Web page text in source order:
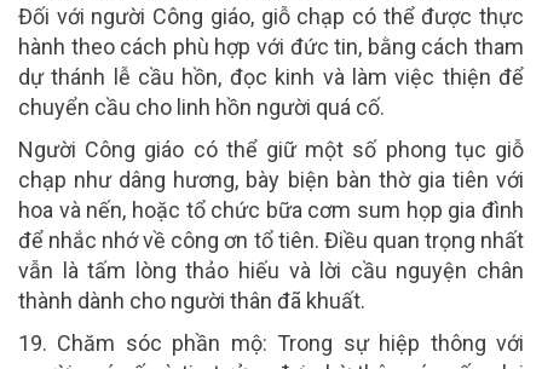
Đối với người Công giáo, giỗ chạp có thể được thực
hành theo cách phù hợp với đức tin, bằng cách tham
dự thánh lễ cầu hồn, đọc kinh và làm việc thiện để
chuyển cầu cho linh hồn người quá cố.
Người Công giáo có thể giữ một số phong tục giỗ
chạp như dâng hương, bày biện bàn thờ gia tiên với
hoa và nến, hoặc tổ chức bữa cơm sum họp gia đình
để nhắc nhớ về công ơn tổ tiên. Điều quan trọng nhất
vẫn là tấm lòng thảo hiếu và lời cầu nguyện chân
thành dành cho người thân đã khuất.
19. Chăm sóc phần mộ: Trong sự hiệp thông với